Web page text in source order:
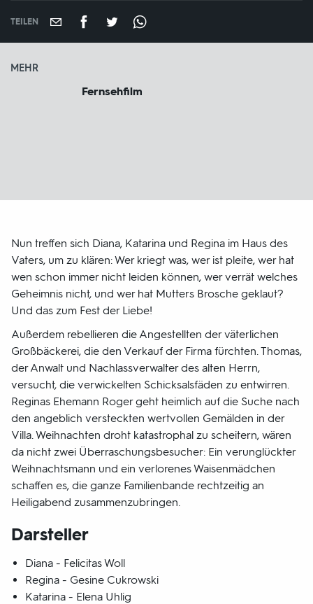
TEILEN
MEHR
Fernsehfilm
Nun treffen sich Diana, Katarina und Regina im Haus des
Vaters, um zu klären: Wer kriegt was, wer ist pleite, wer hat
wen schon immer nicht leiden können, wer verrät welches
Geheimnis nicht, und wer hat Mutters Brosche geklaut?
Und das zum Fest der Liebe!
Außerdem rebellieren die Angestellten der väterlichen
Großbäckerei, die den Verkauf der Firma fürchten. Thomas,
der Anwalt und Nachlassverwalter des alten Herrn,
versucht, die verwickelten Schicksalsfäden zu entwirren.
Reginas Ehemann Roger geht heimlich auf die Suche nach
den angeblich versteckten wertvollen Gemälden in der
Villa. Weihnachten droht katastrophal zu scheitern, wären
da nicht zwei Überraschungsbesucher: Ein verunglückter
Weihnachtsmann und ein verlorenes Waisenmädchen
schaffen es, die ganze Familienbande rechtzeitig an
Heiligabend zusammenzubringen.
Darsteller
Diana - Felicitas Woll
Regina - Gesine Cukrowski
Katarina - Elena Uhlig